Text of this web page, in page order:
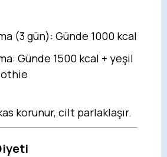
(3 gün): Günde 1000 kcal
Günde 1500 kcal + yeşil
korunur, cilt parlaklaşır.